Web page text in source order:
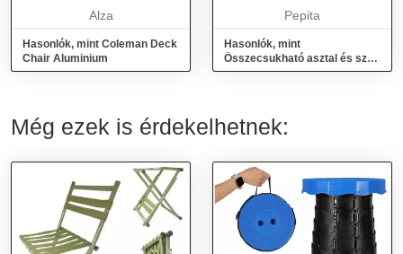
Alza
Hasonlók, mint Coleman Deck
Chair Aluminium
Pepita
Hasonlók, mint
Összecsukható asztal és szék
készlet, 4db szék, 82 X 82 X 68
Még ezek is érdekelhetnek: